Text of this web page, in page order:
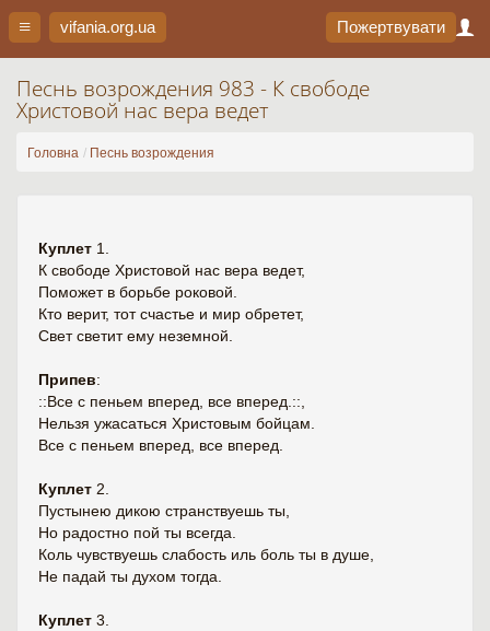
vifania.org.ua Пожертвувати
Песнь возрождения 983 - К свободе
Христовой нас вера ведет
Головна Песнь возрождения
Куплет 1.
К свободе Христовой нас вера ведет,
Поможет в борьбе роковой.
Кто верит, тот счастье и мир обретет,
Свет светит ему неземной.
Припев:
::Все с пеньем вперед, все вперед.::,
Нельзя ужасаться Христовым бойцам.
Все с пеньем вперед, все вперед.
Куплет 2.
Пустынею дикою странствуешь ты,
Но радостно пой ты всегда.
Коль чувствуешь слабость иль боль ты в душе,
Не падай ты духом тогда.
Куплет 3.